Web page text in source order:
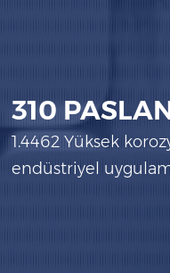
310
1.4462 Yüksek
endüstriyel